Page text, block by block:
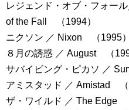
レジェンド・オブ・フォー
of the Fall （1994）
ニクソン ／ Nixon （1995）
８月の誘惑 ／ August （
サバイビング・ピカソ ／
アミスタッド ／ Amistad （
ザ・ワイルド ／ The Edge